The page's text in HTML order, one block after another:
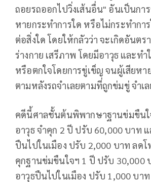
ถอยรถออกไปวิ่งเส้นอื่น" อันเป็นกา
หายกระทำการใด หรือไม่กระทำกา
ต่อสิ่งใด โดยให้กลัวว่า จะเกิดอันตร
ร่างกาย เสรีภาพ โดยมีอาวุธ และทำ
หรือตกใจโดยการขู่เข็ญ จนผู้เสียหา
ตามหลังรถจำเลยตามที่ถูกข่มขู่ จำเ
คดีนี้ศาลชั้นต้นพิพากษาฐานข่มขืน
อาวุธ จำคุก 2 ปี ปรับ 60,000 บาท
ปืนไปในเมือง ปรับ 2,000 บาท ลด
คุกฐานข่มขืนใจฯ 1 ปี ปรับ 30,000
อาวุธปืนไปในเมือง ปรับ 1,000 บา